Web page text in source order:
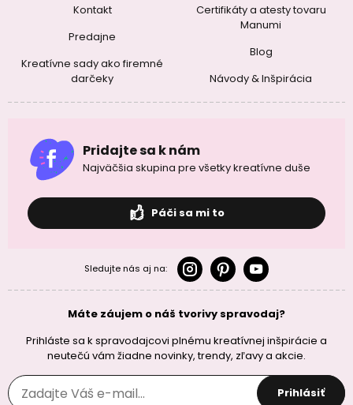
Kontakt
Predajne
Kreatívne sady ako firemné
darčeky
Certifikáty a atesty tovaru
Manumi
Blog
Návody & Inšpirácia
Pridajte sa k nám
Najväčšia skupina pre všetky kreatívne duše
Páči sa mi to
Sledujte nás aj na:
Máte záujem o náš tvorivy spravodaj?
Prihláste sa k spravodajcovi plnému kreatívnej inšpirácie a
neutečú vám žiadne novinky, trendy, zľavy a akcie.
Prihlásiť